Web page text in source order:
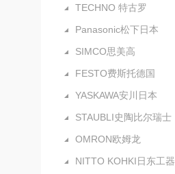
TECHNO 特古罗
Panasonic松下日本
SIMCO思美高
FESTO费斯托德国
YASKAWA安川日本
STAUBLI史陶比尔瑞士
OMRON欧姆龙
NITTO KOHKI日东工器